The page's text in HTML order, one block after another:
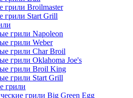
грили Broilmaster
грили Start Grill
грили Napoleon
грили Weber
грили Char Broil
грили Oklahoma Joe's
грили Broil King
грили Start Grill
грили
грили Big Green Egg